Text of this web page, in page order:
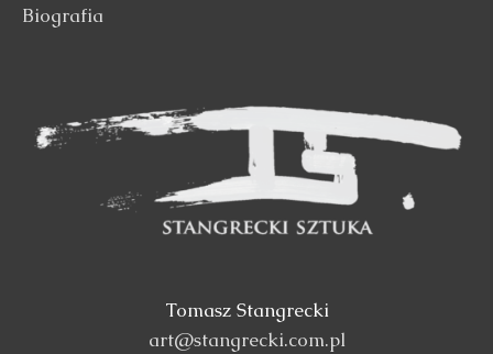
Biografia
Tomasz Stangrecki
art@stangrecki.com.pl